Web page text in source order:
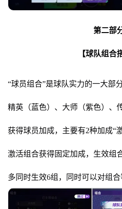
第二部
【球队组合
“球员组合”是球队实力的一大部
精英（蓝色）、大师（紫色）、
获得球员加成，主要有2种加成“
激活组合获得固定加成，生效组
多同时生效6组，同时可以对组合